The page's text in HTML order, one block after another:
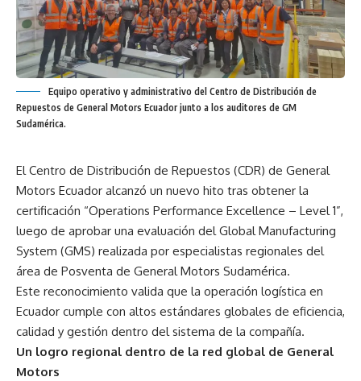
Equipo operativo y administrativo del Centro de Distribución de
Repuestos de General Motors Ecuador junto a los auditores de GM
Sudamérica.
El Centro de Distribución de Repuestos (CDR) de General
Motors Ecuador alcanzó un nuevo hito tras obtener la
certificación “Operations Performance Excellence – Level 1”,
luego de aprobar una evaluación del Global Manufacturing
System (GMS) realizada por especialistas regionales del
área de Posventa de General Motors Sudamérica.
Este reconocimiento valida que la operación logística en
Ecuador cumple con altos estándares globales de eficiencia,
calidad y gestión dentro del sistema de la compañía.
Un logro regional dentro de la red global de General
Motors